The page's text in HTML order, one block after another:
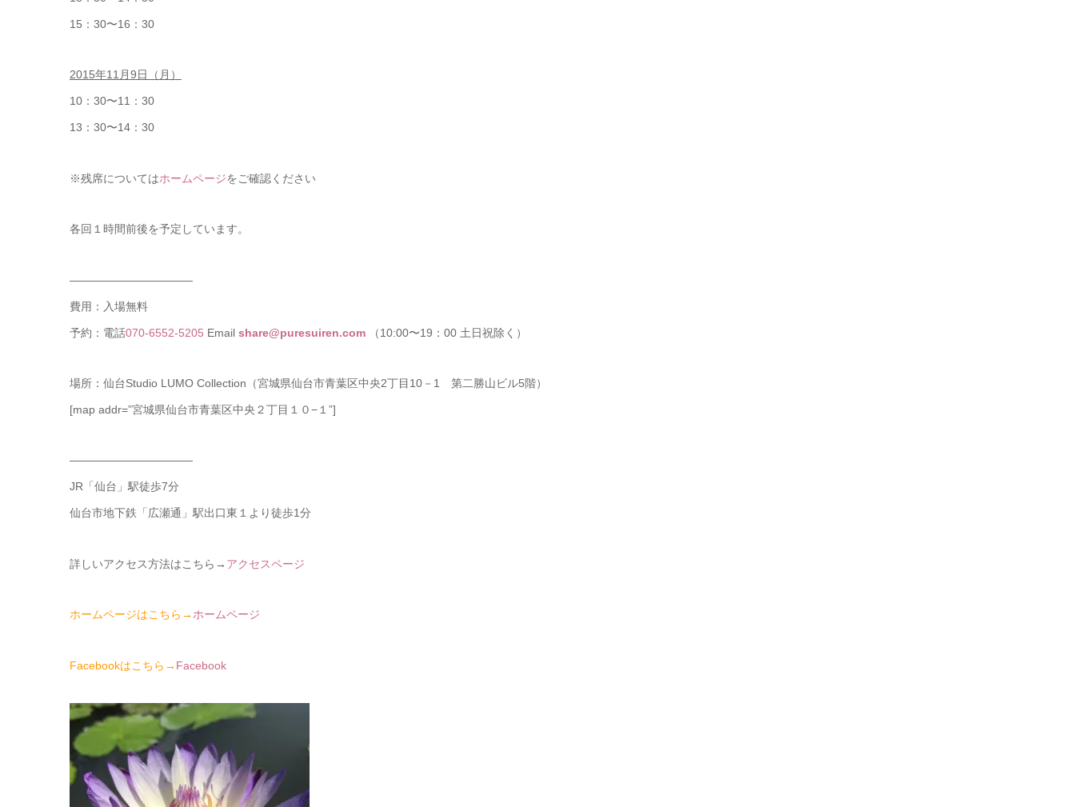
15：30〜16：30
2015年11月9日（月）
10：30〜11：30
13：30〜14：30
※残席についてはホームページをご確認ください
各回１時間前後を予定しています。
———————————
費用：入場無料
予約：電話070-6552-5205 Email share@puresuiren.com （10:00〜19：00 土日祝除く）
場所：仙台Studio LUMO Collection（宮城県仙台市青葉区中央2丁目10－1 第二勝山ビル5階）
[map addr=”宮城県仙台市青葉区中央２丁目１０−１”]
———————————
JR「仙台」駅徒歩7分
仙台市地下鉄「広瀬通」駅出口東１より徒歩1分
詳しいアクセス方法はこちら→ アクセスページ
ホームページはこちら→ ホームページ
Facebookはこちら→ Facebook